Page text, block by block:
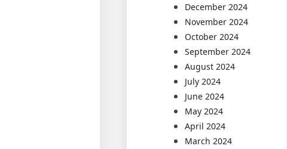
December 2024
November 2024
October 2024
September 2024
August 2024
July 2024
June 2024
May 2024
April 2024
March 2024